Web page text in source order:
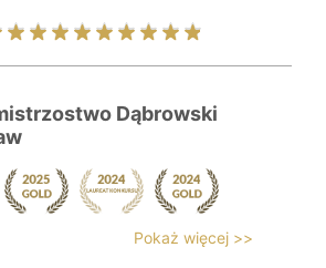
Dąbrowski
Pokaż więcej >>